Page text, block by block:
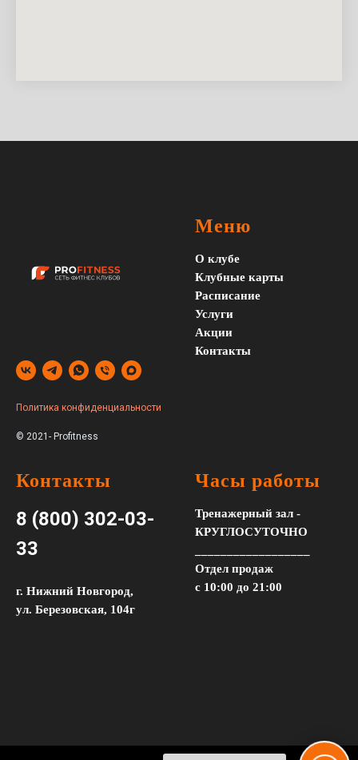
Политика конфиденциальности
© 2021- Profitness
Меню
О клубе
Клубные карты
Расписание
Услуги
Акции
Контакты
Контакты
8 (800) 302-03-
33
г. Нижний Новгород,
ул. Березовская, 104г
Часы работы
Тренажерный зал -
КРУГЛОСУТОЧНО
Отдел продаж
с 10:00 до 21:00